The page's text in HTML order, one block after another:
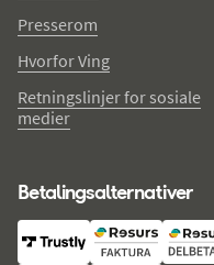
Presserom
Hvorfor Ving
Retningslinjer for sosiale
medier
Betalingsalternativer